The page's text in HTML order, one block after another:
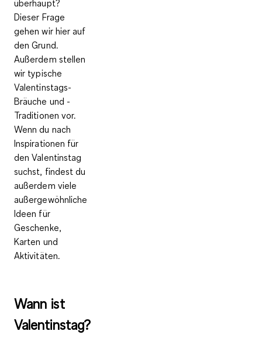
überhaupt?
Dieser Frage
gehen wir hier auf
den Grund.
Außerdem stellen
wir typische
Valentinstags-
Bräuche und -
Traditionen vor.
Wenn du nach
Inspirationen für
den Valentinstag
suchst, findest du
außerdem viele
außergewöhnliche
Ideen für
Geschenke,
Karten und
Aktivitäten.
Wann ist
Valentinstag?